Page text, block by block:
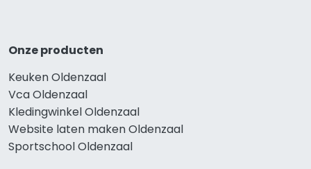
Onze producten
Keuken Oldenzaal
Vca Oldenzaal
Kledingwinkel Oldenzaal
Website laten maken Oldenzaal
Sportschool Oldenzaal